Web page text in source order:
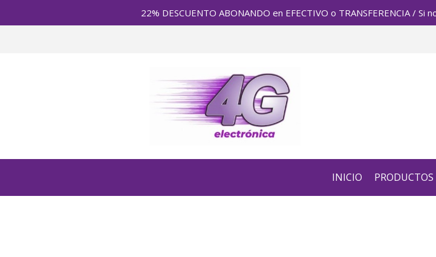
22% DESCUENTO ABONANDO en EFECTIVO o TRANSFERENCIA /
INICIO PRODUCTOS